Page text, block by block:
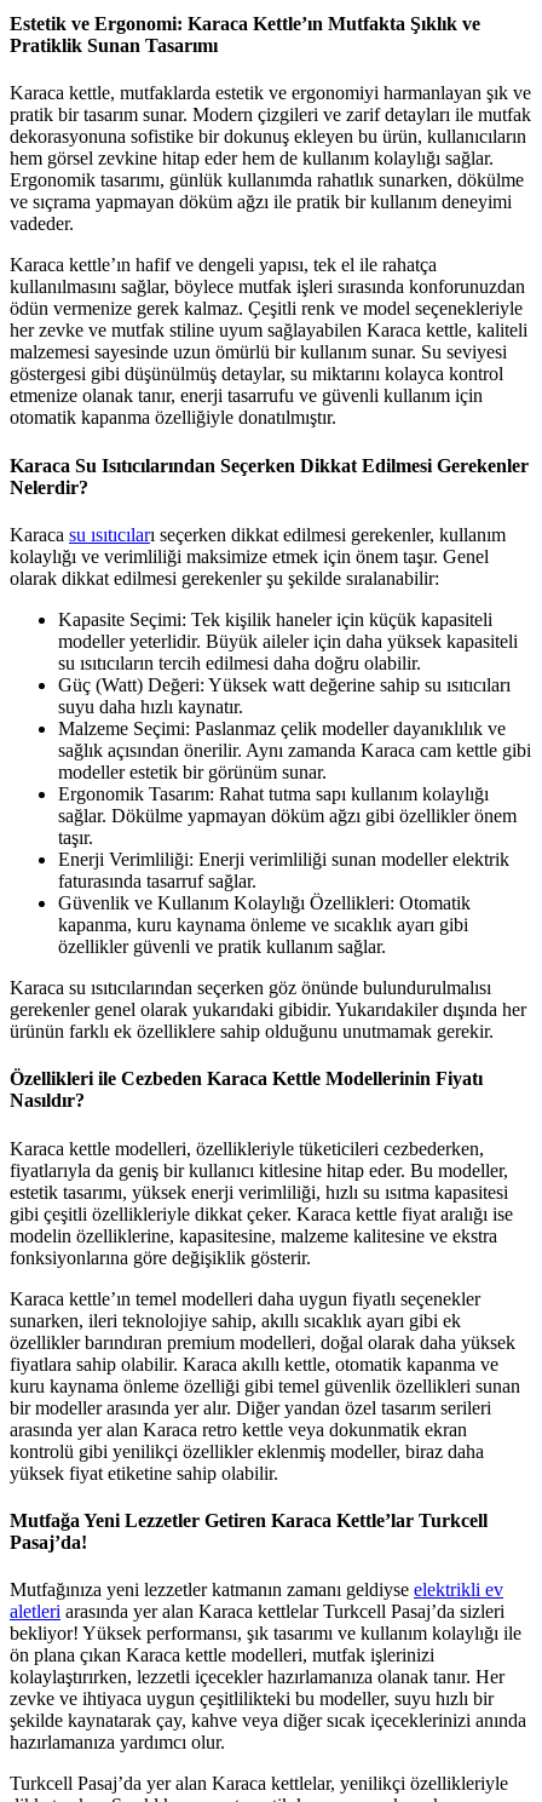
Estetik ve Ergonomi: Karaca Kettle’ın Mutfakta Şıklık ve
Pratiklik Sunan Tasarımı
Karaca kettle, mutfaklarda estetik ve ergonomiyi harmanlayan şık ve
pratik bir tasarım sunar. Modern çizgileri ve zarif detayları ile mutfak
dekorasyonuna sofistike bir dokunuş ekleyen bu ürün, kullanıcıların
hem görsel zevkine hitap eder hem de kullanım kolaylığı sağlar.
Ergonomik tasarımı, günlük kullanımda rahatlık sunarken, dökülme
ve sıçrama yapmayan döküm ağzı ile pratik bir kullanım deneyimi
vadeder.
Karaca kettle’ın hafif ve dengeli yapısı, tek el ile rahatça
kullanılmasını sağlar, böylece mutfak işleri sırasında konforunuzdan
ödün vermenize gerek kalmaz. Çeşitli renk ve model seçenekleriyle
her zevke ve mutfak stiline uyum sağlayabilen Karaca kettle, kaliteli
malzemesi sayesinde uzun ömürlü bir kullanım sunar. Su seviyesi
göstergesi gibi düşünülmüş detaylar, su miktarını kolayca kontrol
etmenize olanak tanır, enerji tasarrufu ve güvenli kullanım için
otomatik kapanma özelliğiyle donatılmıştır.
Karaca Su Isıtıcılarından Seçerken Dikkat Edilmesi Gerekenler
Nelerdir?
Karaca su ısıtıcıları seçerken dikkat edilmesi gerekenler, kullanım
kolaylığı ve verimliliği maksimize etmek için önem taşır. Genel
olarak dikkat edilmesi gerekenler şu şekilde sıralanabilir:
Kapasite Seçimi: Tek kişilik haneler için küçük kapasiteli
modeller yeterlidir. Büyük aileler için daha yüksek kapasiteli
su ısıtıcıların tercih edilmesi daha doğru olabilir.
Güç (Watt) Değeri: Yüksek watt değerine sahip su ısıtıcıları
suyu daha hızlı kaynatır.
Malzeme Seçimi: Paslanmaz çelik modeller dayanıklılık ve
sağlık açısından önerilir. Aynı zamanda Karaca cam kettle gibi
modeller estetik bir görünüm sunar.
Ergonomik Tasarım: Rahat tutma sapı kullanım kolaylığı
sağlar. Dökülme yapmayan döküm ağzı gibi özellikler önem
taşır.
Enerji Verimliliği: Enerji verimliliği sunan modeller elektrik
faturasında tasarruf sağlar.
Güvenlik ve Kullanım Kolaylığı Özellikleri: Otomatik
kapanma, kuru kaynama önleme ve sıcaklık ayarı gibi
özellikler güvenli ve pratik kullanım sağlar.
Karaca su ısıtıcılarından seçerken göz önünde bulundurulmalısı
gerekenler genel olarak yukarıdaki gibidir. Yukarıdakiler dışında her
ürünün farklı ek özelliklere sahip olduğunu unutmamak gerekir.
Özellikleri ile Cezbeden Karaca Kettle Modellerinin Fiyatı
Nasıldır?
Karaca kettle modelleri, özellikleriyle tüketicileri cezbederken,
fiyatlarıyla da geniş bir kullanıcı kitlesine hitap eder. Bu modeller,
estetik tasarımı, yüksek enerji verimliliği, hızlı su ısıtma kapasitesi
gibi çeşitli özellikleriyle dikkat çeker. Karaca kettle fiyat aralığı ise
modelin özelliklerine, kapasitesine, malzeme kalitesine ve ekstra
fonksiyonlarına göre değişiklik gösterir.
Karaca kettle’ın temel modelleri daha uygun fiyatlı seçenekler
sunarken, ileri teknolojiye sahip, akıllı sıcaklık ayarı gibi ek
özellikler barındıran premium modelleri, doğal olarak daha yüksek
fiyatlara sahip olabilir. Karaca akıllı kettle, otomatik kapanma ve
kuru kaynama önleme özelliği gibi temel güvenlik özellikleri sunan
bir modeller arasında yer alır. Diğer yandan özel tasarım serileri
arasında yer alan Karaca retro kettle veya dokunmatik ekran
kontrolü gibi yenilikçi özellikler eklenmiş modeller, biraz daha
yüksek fiyat etiketine sahip olabilir.
Mutfağa Yeni Lezzetler Getiren Karaca Kettle’lar Turkcell
Pasaj’da!
Mutfağınıza yeni lezzetler katmanın zamanı geldiyse elektrikli ev
aletleri arasında yer alan Karaca kettlelar Turkcell Pasaj’da sizleri
bekliyor! Yüksek performansı, şık tasarımı ve kullanım kolaylığı ile
ön plana çıkan Karaca kettle modelleri, mutfak işlerinizi
kolaylaştırırken, lezzetli içecekler hazırlamanıza olanak tanır. Her
zevke ve ihtiyaca uygun çeşitlilikteki bu modeller, suyu hızlı bir
şekilde kaynatarak çay, kahve veya diğer sıcak içeceklerinizi anında
hazırlamanıza yardımcı olur.
Turkcell Pasaj’da yer alan Karaca kettlelar, yenilikçi özellikleriyle